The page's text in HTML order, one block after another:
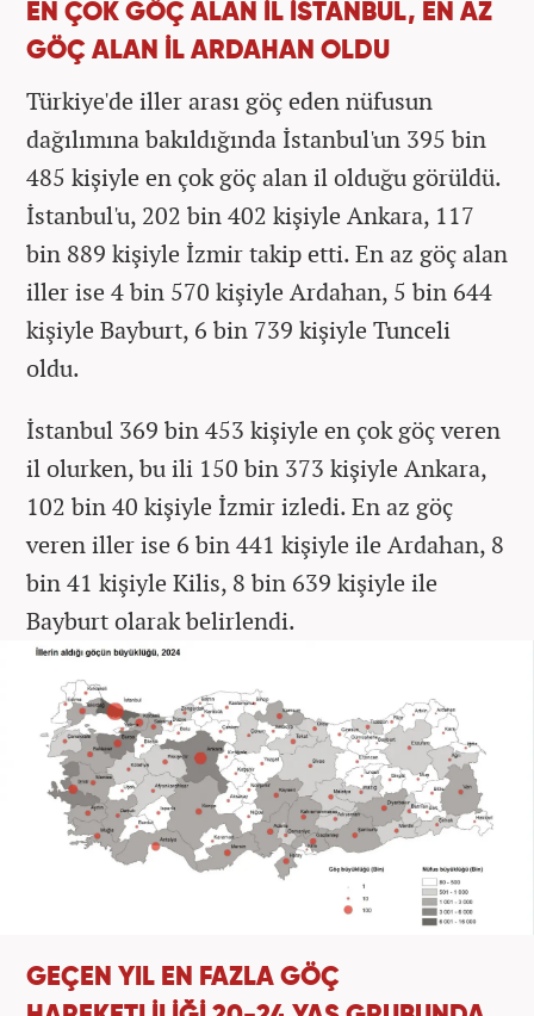
EN ÇOK GÖÇ ALAN İL İSTANBUL, EN AZ
GÖÇ ALAN İL ARDAHAN OLDU
Türkiye'de iller arası göç eden nüfusun
dağılımına bakıldığında İstanbul'un 395 bin
485 kişiyle en çok göç alan il olduğu görüldü.
İstanbul'u, 202 bin 402 kişiyle Ankara, 117
bin 889 kişiyle İzmir takip etti. En az göç alan
iller ise 4 bin 570 kişiyle Ardahan, 5 bin 644
kişiyle Bayburt, 6 bin 739 kişiyle Tunceli
oldu.
İstanbul 369 bin 453 kişiyle en çok göç veren
il olurken, bu ili 150 bin 373 kişiyle Ankara,
102 bin 40 kişiyle İzmir izledi. En az göç
veren iller ise 6 bin 441 kişiyle ile Ardahan, 8
bin 41 kişiyle Kilis, 8 bin 639 kişiyle ile
Bayburt olarak belirlendi.
GEÇEN YIL EN FAZLA GÖÇ